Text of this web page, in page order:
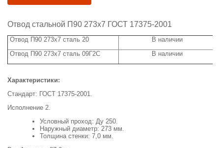
Отвод стальной П90 273х7 ГОСТ 17375-2001
Отвод П90 273х7 сталь 20
В наличии
Отвод П90 273х7 сталь 09Г2С
В наличии
Характеристики:
Стандарт: ГОСТ 17375-2001.
Исполнение 2.
Условный проход: Ду 250.
Наружный диаметр: 273 мм.
Толщина стенки: 7,0 мм.